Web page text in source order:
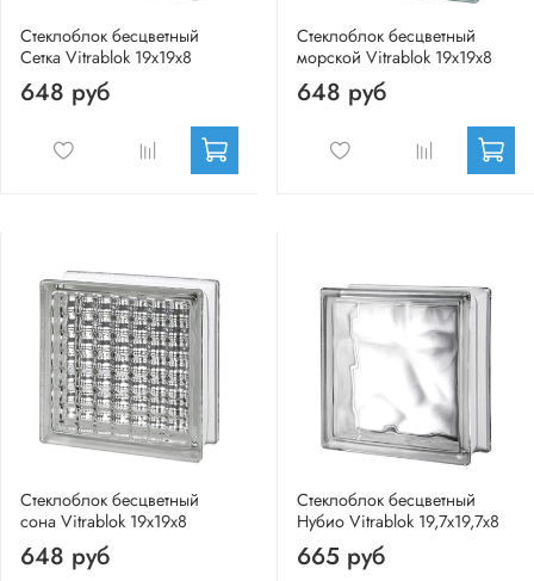
Стеклоблок бесцветный
Сетка Vitrablok 19х19х8
648 руб
Стеклоблок бесцветный
морской Vitrablok 19х19х8
648 руб
Стеклоблок бесцветный
сона Vitrablok 19х19х8
648 руб
Стеклоблок бесцветный
Нубио Vitrablok 19,7x19,7x8
665 руб